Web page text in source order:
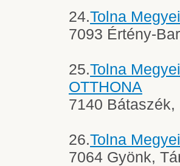
24.Tolna
7093 Értény-
25.Tolna
OTTHONA
7140
26.Tolna
7064 Gyönk,